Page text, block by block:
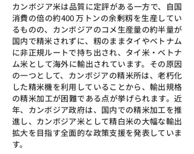
カンボジア米は品質に定評がある一方で、自国
消費の倍の約400 万トンの余剰籾を生産してい
るものの、カンボジアのコメ生産量の約半量が
国内で精米されずに、籾のままタイやベトナム
に非正規ルートで持ち出され、タイ米・ベトナ
ム米として海外に輸出されています。その原因
の一つとして、カンボジアの精米所は、老朽化
した精米機を利用していることから、輸出規格
の精米加工が困難である点が挙げられます。近
年、カンボジア政府は、国内での精米加工を推
進し、カンボジア米として精白米の大幅な輸出
拡大を目指す全面的な政策支援を発表していま
す。